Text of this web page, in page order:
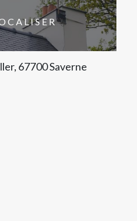
67700 Saverne